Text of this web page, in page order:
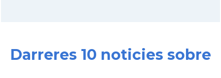
Darreres 10 noticies sobre